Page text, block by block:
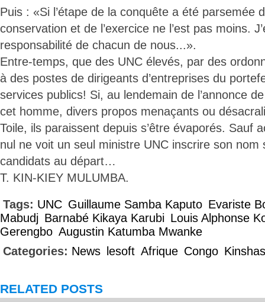
Puis : «Si l’étape de la conquête a été parsemée
conservation et de l’exercice ne l’est pas moins.
responsabilité de chacun de nous...».
Entre-temps, que des UNC élevés, par des
à des postes de dirigeants d’entreprises du
services publics! Si, au lendemain de l’annonce
cet homme, divers propos menaçants ou
Toile, ils paraissent depuis s’être évaporés. Sauf
nul ne voit un seul ministre UNC inscrire son nom
candidats au départ…
T. KIN-KIEY MULUMBA.
Tags: UNC Guillaume Samba Kaputo Evariste
Mabudj Barnabé Kikaya Karubi Louis Alphonse
Gerengbo Augustin Katumba Mwanke
Categories: News lesoft Afrique Congo
RELATED POSTS